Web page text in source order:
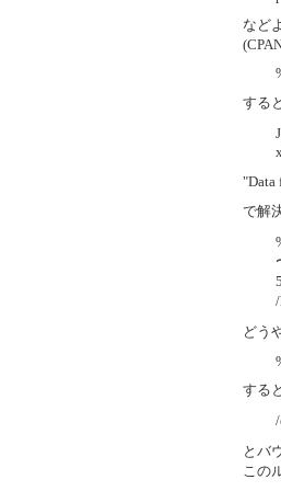
など
すると
"Data
で解
どう
すると
とバ
この